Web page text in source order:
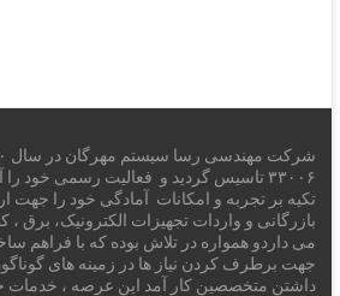
۳۳۰۰۶ تاسیس گردید و فعالیت رسمی خود
تکیه بر تجربه و امکانات آمادگی خود را جهت
بازرگانی و واردات تجهیزات الکترونیک، برق ،
می داردو همواره در تلاش بوده که با فراهم
جهت برطرف کردن نیاز ها در زمینه های
داشتن متخصصین کار آمد این عرصه ، خدمات